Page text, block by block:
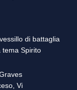
di battaglia
tema Spirito
Vi